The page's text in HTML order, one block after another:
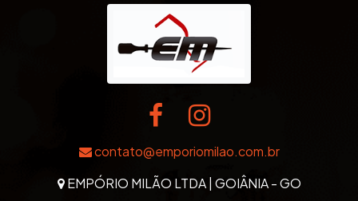
contato@emporiomilao.com.br
EMPÓRIO MILÃO LTDA | GOIÂNIA - GO